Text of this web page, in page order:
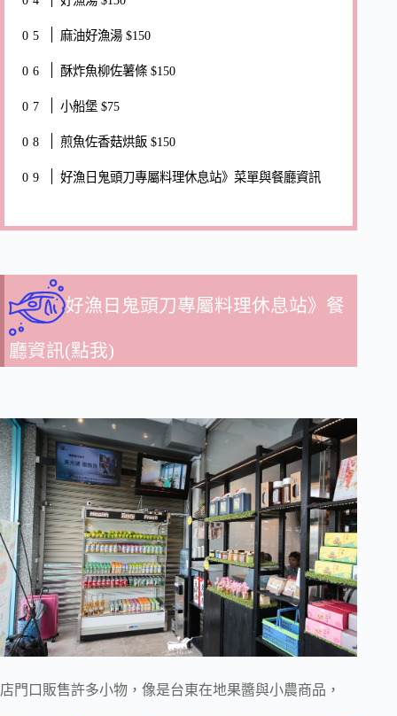
麻油好漁湯 $150
酥炸魚柳佐薯條 $150
小船堡 $75
煎魚佐香菇烘飯 $150
好漁日鬼頭刀專屬料理休息站》菜單與餐廳資訊
好漁日鬼頭刀專屬料理休息站》餐
廳資訊(點我)
店門口販售許多小物，像是台東在地果醬與小農商品，